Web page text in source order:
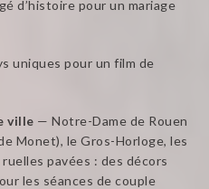
d’histoire pour un mariage
uniques pour un film de
ville — Notre-Dame de Rouen
Monet), le Gros-Horloge, les
pavées : des décors
les séances de couple